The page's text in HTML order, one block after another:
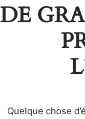
DE
Quelque chose